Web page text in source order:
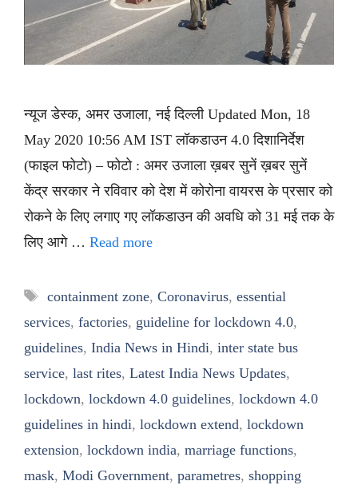
न्यूज डेस्क, अमर उजाला, नई दिल्ली Updated Mon, 18
May 2020 10:56 AM IST लॉकडाउन 4.0 दिशानिर्देश
(फाइल फोटो) – फोटो : अमर उजाला ख़बर सुनें ख़बर सुनें
केंद्र सरकार ने रविवार को देश में कोरोना वायरस के प्रसार को
रोकने के लिए लगाए गए लॉकडाउन की अवधि को 31 मई तक के
लिए आगे … Read more
Tags
containment zone, Coronavirus, essential
services, factories, guideline for lockdown 4.0,
guidelines, India News in Hindi, inter state bus
service, last rites, Latest India News Updates,
lockdown, lockdown 4.0 guidelines, lockdown 4.0
guidelines in hindi, lockdown extend, lockdown
extension, lockdown india, marriage functions,
mask, Modi Government, parametres, shopping